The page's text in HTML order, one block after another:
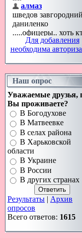
Для добавления
необходима
Наш опрос
Уважаемые друзья,
Вы проживаете?
В Богодухове
В Матвеевке
В селах района
В Харьковской
области
В Украине
В России
В других странах
Результаты | Архив
опросов
Всего ответов: 1615